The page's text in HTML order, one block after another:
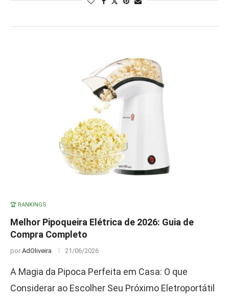
🏆 RANKINGS
Melhor Pipoqueira Elétrica de 2026: Guia de
Compra Completo
por AdOliveira 21/06/2026
A Magia da Pipoca Perfeita em Casa: O que
Considerar ao Escolher Seu Próximo Eletroportátil